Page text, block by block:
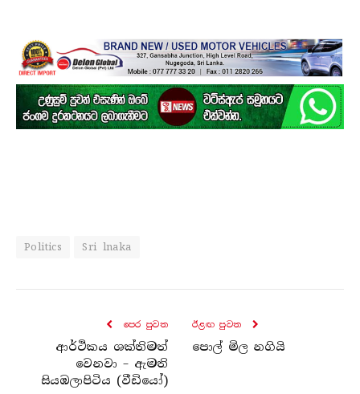
Politics Sri lnaka
පෙර පුව​ත
ආර්ථිකය ශක්තිමත්
වෙනවා – ඇමති
සියඹලාපිටිය (වීඩියෝ)
ඊළඟ පුව​ත
පොල් මිල නගියි